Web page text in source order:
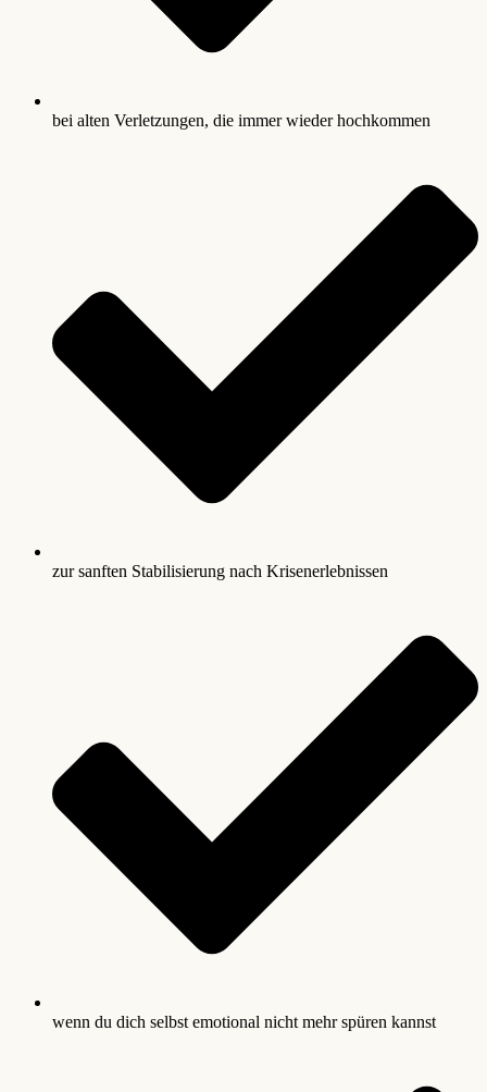
bei alten Verletzungen, die immer wieder hochkommen
zur sanften Stabilisierung nach Krisenerlebnissen
wenn du dich selbst emotional nicht mehr spüren kannst